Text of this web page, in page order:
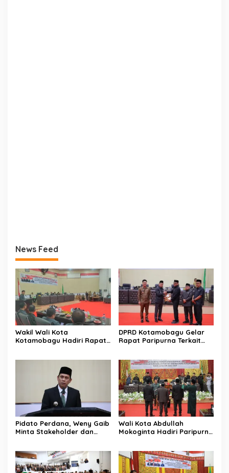
News Feed
Wakil Wali Kota
Kotamobagu Hadiri Rapat
DPRD Kotamobagu Gelar
Rapat Paripurna Terkait
Pidato Perdana, Weny Gaib
Minta Stakeholder dan
Wali Kota Abdullah
Mokoginta Hadiri Paripurna
Kotamobagu